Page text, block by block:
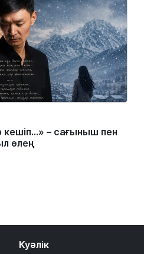
кешіп…» – сағыныш пен
өлең
Куәлік